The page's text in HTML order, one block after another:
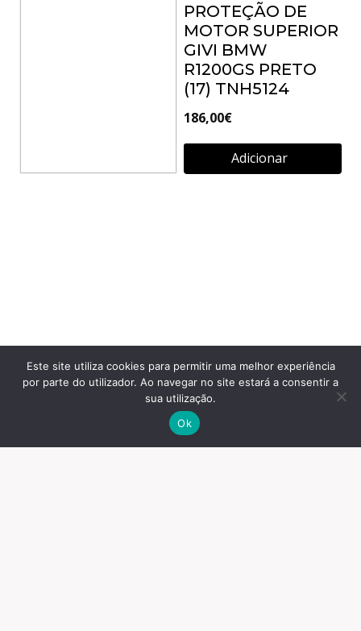
PROTEÇÃO DE
MOTOR SUPERIOR
GIVI BMW
R1200GS PRETO
(17) TNH5124
186,00€
Adicionar
Este site utiliza cookies para permitir uma melhor experiência
por parte do utilizador. Ao navegar no site estará a consentir a
sua utilização.
Ok